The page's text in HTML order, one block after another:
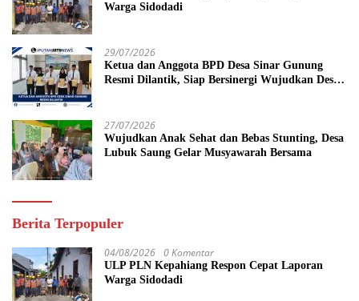
Warga Sidodadi
29/07/2026
Ketua dan Anggota BPD Desa Sinar Gunung
Resmi Dilantik, Siap Bersinergi Wujudkan Desa
27/07/2026
Wujudkan Anak Sehat dan Bebas Stunting, Desa
Lubuk Saung Gelar Musyawarah Bersama
Berita Terpopuler
04/08/2026 0 Komentar
ULP PLN Kepahiang Respon Cepat Laporan
Warga Sidodadi